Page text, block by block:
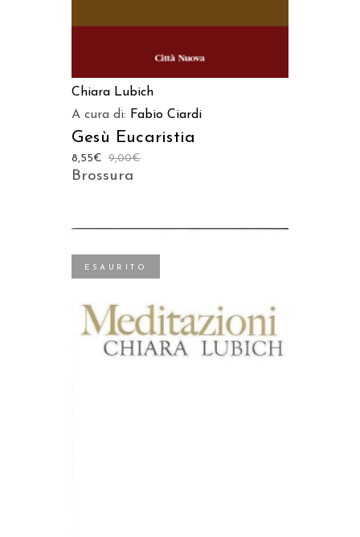
Chiara Lubich
A cura di: Fabio Ciardi
Gesù Eucaristia
9,00€
8,55€
Brossura
ESAURITO